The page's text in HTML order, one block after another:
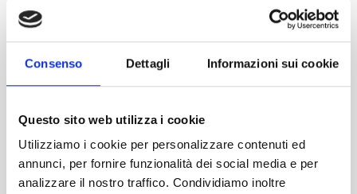
Consenso Dettagli Informazioni sui cookie
Questo sito web utilizza i cookie
Utilizziamo i cookie per personalizzare contenuti ed
annunci, per fornire funzionalità dei social media e per
analizzare il nostro traffico. Condividiamo inoltre
nell’albo di acquisire i crediti formativi validi per
COSTI DI ISCRIZIONE
ISCRITTI ADCEC TRE VENEZIE 2021/2022
NON ISCRITTI ADCEC TRE VENEZIE +IVA
€ 100,00